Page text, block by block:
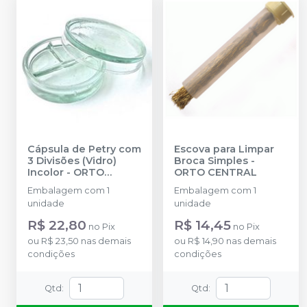
Cápsula de Petry com
3 Divisões (Vidro)
Incolor - ORTO
CENTRAL
Embalagem com 1
unidade
R$ 22,80 no Pix
ou R$ 23,50 nas demais
condições
Qtd :
Escova para Limpar
Broca Simples -
ORTO CENTRAL
Embalagem com 1
unidade
R$ 14,45 no Pix
ou R$ 14,90 nas demais
condições
Qtd :